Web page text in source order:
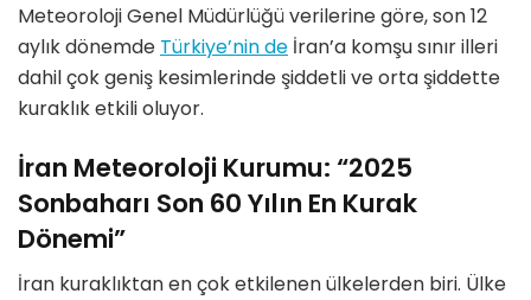
Meteoroloji Genel Müdürlüğü verilerine göre, son 12
aylık dönemde Türkiye’nin de İran’a komşu sınır illeri
dahil çok geniş kesimlerinde şiddetli ve orta şiddette
kuraklık etkili oluyor.
İran Meteoroloji Kurumu: “2025
Sonbaharı Son 60 Yılın En Kurak
Dönemi”
İran kuraklıktan en çok etkilenen ülkelerden biri. Ülke